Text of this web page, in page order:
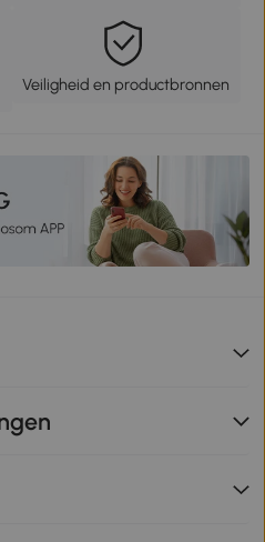
Veiligheid en productbronnen